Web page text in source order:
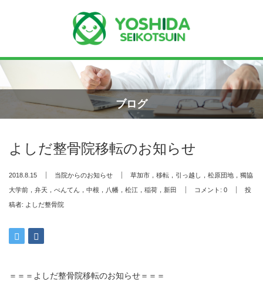
ブログ
よしだ整骨院移転のお知らせ
2018.8.15 当院からのお知らせ 草加市，移転，引っ越し，松原団地，獨協
大学前，弁天，べんてん，中根，八幡，松江，稲荷，新田 コメント: 0 投
稿者: よしだ整骨院
＝＝＝よしだ整骨院移転のお知らせ＝＝＝
当院が選ばれる理由
料金の御案内
充実の医療機器